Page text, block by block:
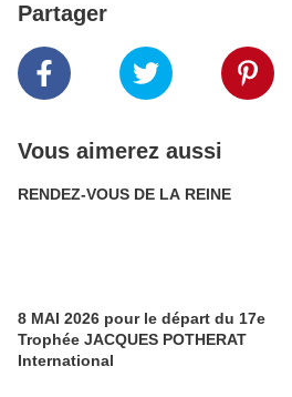
Partager
Vous aimerez aussi
RENDEZ-VOUS DE LA REINE
8 MAI 2026 pour le départ du 17e
Trophée JACQUES POTHERAT
International